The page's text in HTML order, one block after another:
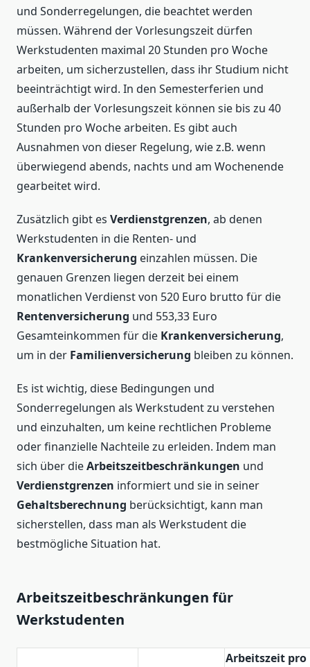
und Sonderregelungen, die beachtet werden
müssen. Während der Vorlesungszeit dürfen
Werkstudenten maximal 20 Stunden pro Woche
arbeiten, um sicherzustellen, dass ihr Studium nicht
beeinträchtigt wird. In den Semesterferien und
außerhalb der Vorlesungszeit können sie bis zu 40
Stunden pro Woche arbeiten. Es gibt auch
Ausnahmen von dieser Regelung, wie z.B. wenn
überwiegend abends, nachts und am Wochenende
gearbeitet wird.
Zusätzlich gibt es Verdienstgrenzen, ab denen
Werkstudenten in die Renten- und
Krankenversicherung einzahlen müssen. Die
genauen Grenzen liegen derzeit bei einem
monatlichen Verdienst von 520 Euro brutto für die
Rentenversicherung und 553,33 Euro
Gesamteinkommen für die Krankenversicherung,
um in der Familienversicherung bleiben zu können.
Es ist wichtig, diese Bedingungen und
Sonderregelungen als Werkstudent zu verstehen
und einzuhalten, um keine rechtlichen Probleme
oder finanzielle Nachteile zu erleiden. Indem man
sich über dieArbeitszeitbeschränkungen und
Verdienstgrenzen informiert und sie in seiner
Gehaltsberechnung berücksichtigt, kann man
sicherstellen, dass man als Werkstudent die
bestmögliche Situation hat.
Arbeitszeitbeschränkungen für
Werkstudenten
Arbeitszeit pro